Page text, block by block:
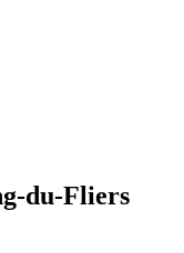
du-Fliers